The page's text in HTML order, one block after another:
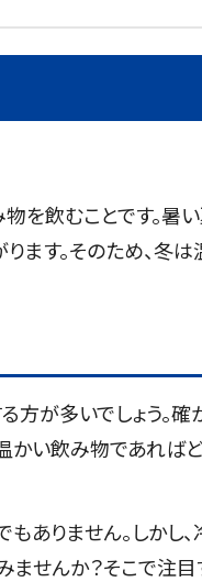
を飲むことです。暑
す。そのため、冬は
が多いでしょう。確
かい飲み物であれば
ありません。しかし、
ませんか？そこで注目